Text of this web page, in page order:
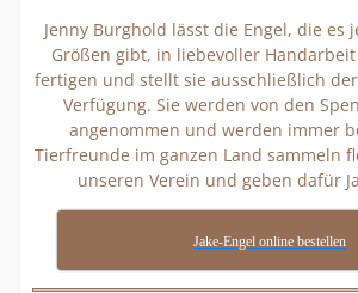
Jenny Burghold lässt die Engel, die es
Größen gibt, in liebevoller
fertigen und stellt sie ausschließlich
Verfügung. Sie werden von den
angenommen und werden immer
Tierfreunde im ganzen Land sammeln
unseren Verein und geben dafür
Jake-Engel online bestellen